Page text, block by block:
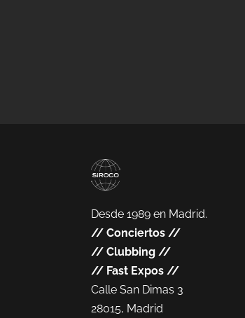
Desde 1989 en Madrid.
// Conciertos //
// Clubbing //
// Fast Expos //
Calle San Dimas 3
28015, Madrid